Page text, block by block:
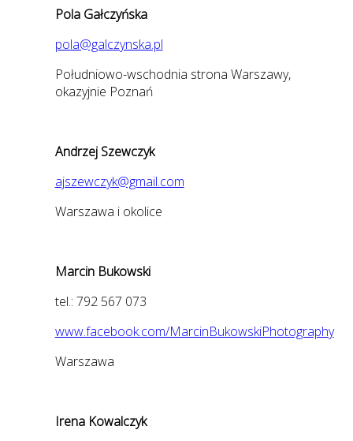
Pola Gałczyńska
pola@galczynska.pl
Południowo-wschodnia strona Warszawy,
okazyjnie Poznań
Andrzej Szewczyk
ajszewczyk@gmail.com
Warszawa i okolice
Marcin Bukowski
tel.: 792 567 073
www.facebook.com/MarcinBukowskiPhotography
Warszawa
Irena Kowalczyk